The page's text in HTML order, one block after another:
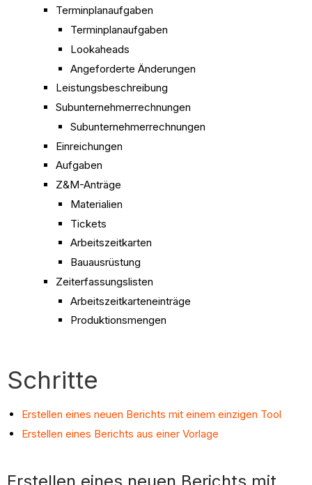
Terminplanaufgaben
Terminplanaufgaben
Lookaheads
Angeforderte Änderungen
Leistungsbeschreibung
Subunternehmerrechnungen
Subunternehmerrechnungen
Einreichungen
Aufgaben
Z&M-Anträge
Materialien
Tickets
Arbeitszeitkarten
Bauausrüstung
Zeiterfassungslisten
Arbeitszeitkarteneinträge
Produktionsmengen
Schritte
Erstellen eines neuen Berichts mit einem einzigen Tool
Erstellen eines Berichts aus einer Vorlage